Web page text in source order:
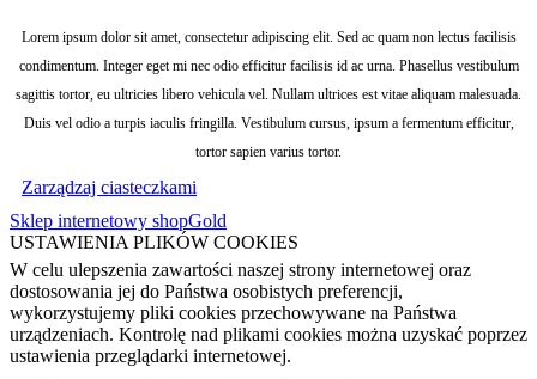
Lorem ipsum dolor sit amet, consectetur adipiscing elit. Sed ac quam non lectus facilisis
condimentum. Integer eget mi nec odio efficitur facilisis id ac urna. Phasellus vestibulum
sagittis tortor, eu ultricies libero vehicula vel. Nullam ultrices est vitae aliquam malesuada.
Duis vel odio a turpis iaculis fringilla. Vestibulum cursus, ipsum a fermentum efficitur,
tortor sapien varius tortor.
Zarządzaj ciasteczkami
Sklep internetowy shopGold
USTAWIENIA PLIKÓW COOKIES
W celu ulepszenia zawartości naszej strony internetowej oraz
dostosowania jej do Państwa osobistych preferencji,
wykorzystujemy pliki cookies przechowywane na Państwa
urządzeniach. Kontrolę nad plikami cookies można uzyskać poprzez
ustawienia przeglądarki internetowej.